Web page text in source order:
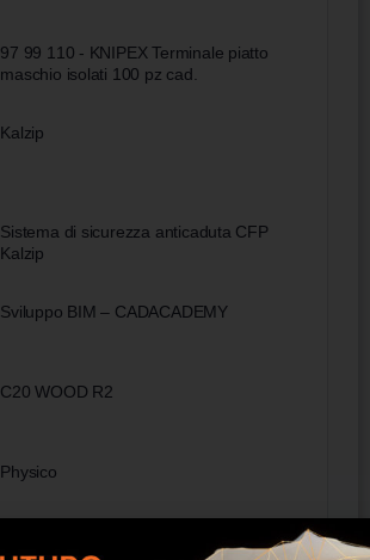
97 99 110 - KNIPEX Terminale piatto
maschio isolati 100 pz cad.
Kalzip
Sistema di sicurezza anticaduta CFP
Kalzip
Sviluppo BIM – CADACADEMY
C20 WOOD R2
Physico